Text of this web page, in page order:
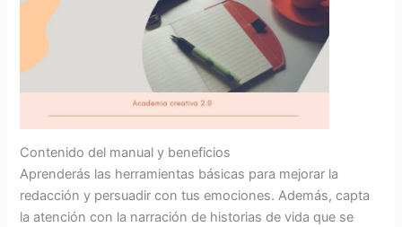
Contenido del manual y beneficios
Aprenderás las herramientas básicas para mejorar la
redacción y persuadir con tus emociones. Además, capta
la atención con la narración de historias de vida que se